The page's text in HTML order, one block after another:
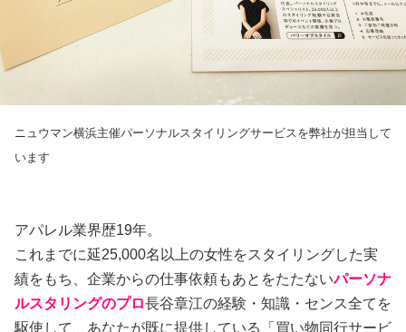
ニュウマン横浜主催パーソナルスタイリングサービスを弊社が担当して
います
アパレル業界歴19年。
これまでに延25,000名以上の女性をスタイリングした実
績をもち、企業からの仕事依頼もあとをたたないパーソナ
ルスタリングのプロ長谷章江の経験・知識・センス全てを
駆使して、あなたが既に提供している「買い物同行サービ